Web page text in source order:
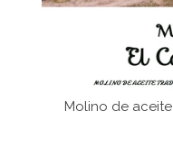
campo: del afán
Historia y
Molino de